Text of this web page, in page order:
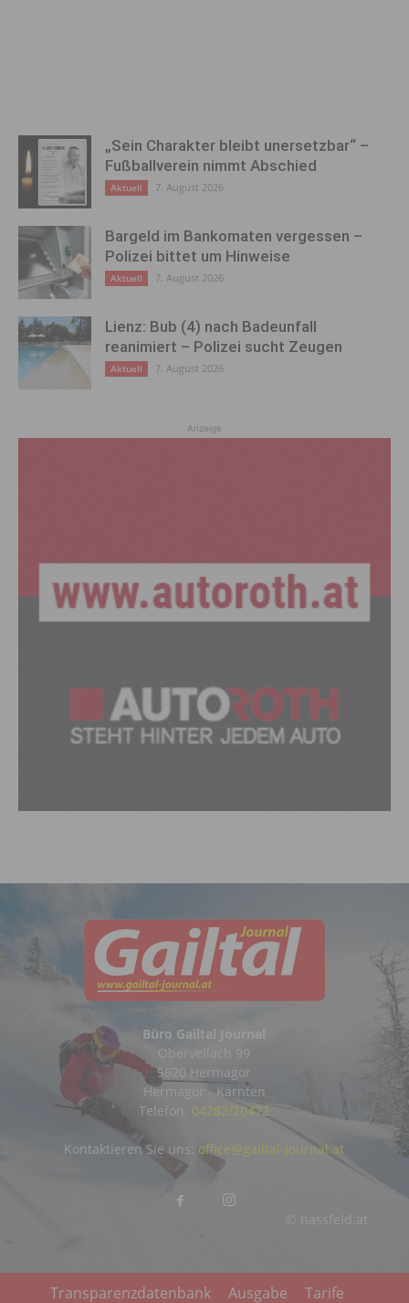
„Sein Charakter bleibt unersetzbar“ –
Fußballverein nimmt Abschied
Aktuell 7. August 2026
Bargeld im Bankomaten vergessen –
Polizei bittet um Hinweise
Aktuell 7. August 2026
Lienz: Bub (4) nach Badeunfall
reanimiert – Polizei sucht Zeugen
Aktuell 7. August 2026
Anzeige
Büro Gailtal Journal
Obervellach 99
9620 Hermagor
Hermagor - Kärnten
Telefon: 04282/20472
© nassfeld.at
Kontaktieren Sie uns: office@gailtal-journal.at
Transparenzdatenbank Ausgabe
Tarife